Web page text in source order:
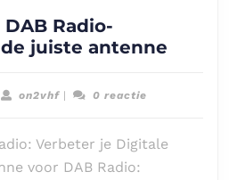
Radio-
juiste antenne
met
on2vhfon2vhf
| 0 reactie
Verbeter je Digitale
voor DAB Radio: